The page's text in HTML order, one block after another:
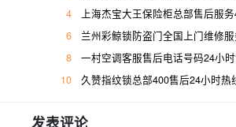
4
上海杰宝大王保险柜总部售后服务400人工
6
兰州彩鲸锁防盗门全国上门维修
8
一村空调客服售后电话号码24小
10 久赞指纹锁总部400售后24小时热
发表评论